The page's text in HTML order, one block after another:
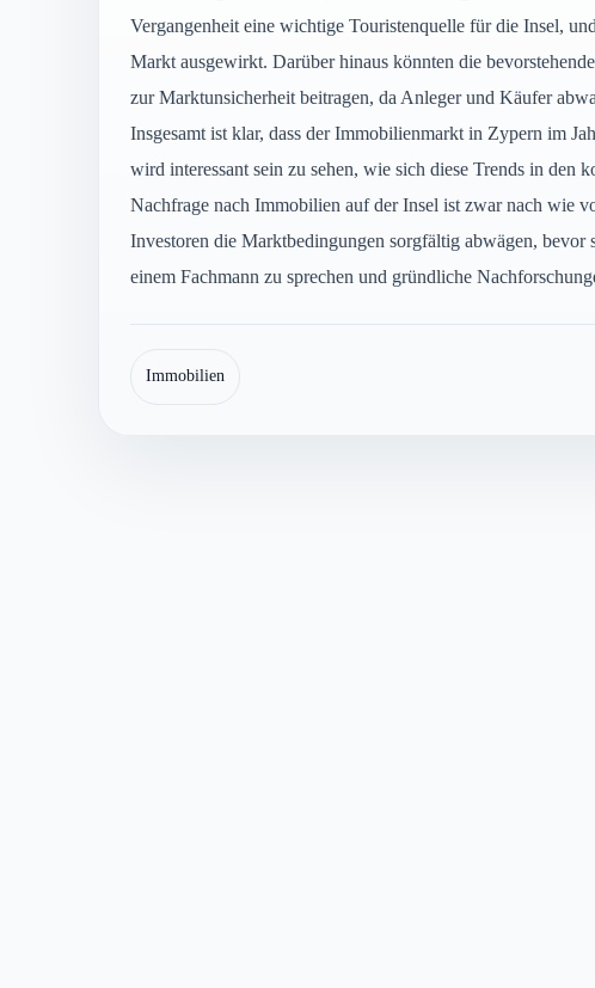
Vergangenheit eine wichtige Touristenquelle für die Insel,
Markt ausgewirkt. Darüber hinaus könnten die
zur Marktunsicherheit beitragen, da Anleger und Käufer
Insgesamt ist klar, dass der Immobilienmarkt in Zypern im
wird interessant sein zu sehen, wie sich diese Trends in den
Nachfrage nach Immobilien auf der Insel ist zwar nach wie
Investoren die Marktbedingungen sorgfältig abwägen,
einem Fachmann zu sprechen und gründliche
Immobilien